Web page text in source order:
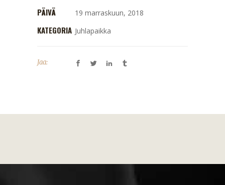
PÄIVÄ 19 marraskuun, 2018
KATEGORIA Juhlapaikka
Jaa: